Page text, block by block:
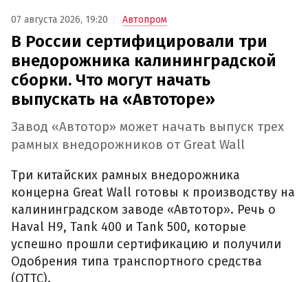
07 августа 2026, 19:20 Автопром
В России сертифицировали три
внедорожника калининградской
сборки. Что могут начать
выпускать на «Автоторе»
Завод «Автотор» может начать выпуск трех
рамных внедорожников от Great Wall
Три китайских рамных внедорожника
концерна Great Wall готовы к производству на
калининградском заводе «Автотор». Речь о
Haval H9, Tank 400 и Tank 500, которые
успешно прошли сертификацию и получили
Одобрения типа транспортного средства
(ОТТС).